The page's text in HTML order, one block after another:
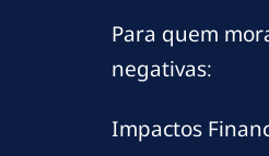
Para quem
negativas:
Impactos